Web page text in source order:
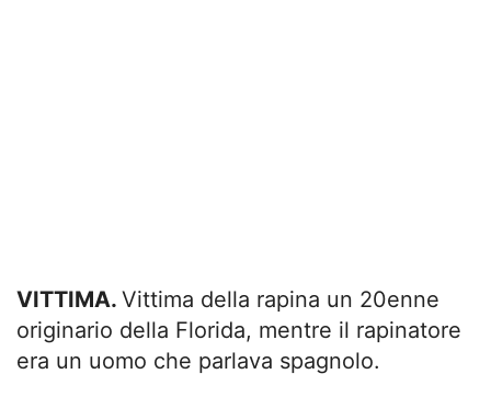
VITTIMA. Vittima della rapina un 20enne
originario della Florida, mentre il rapinatore
era un uomo che parlava spagnolo.